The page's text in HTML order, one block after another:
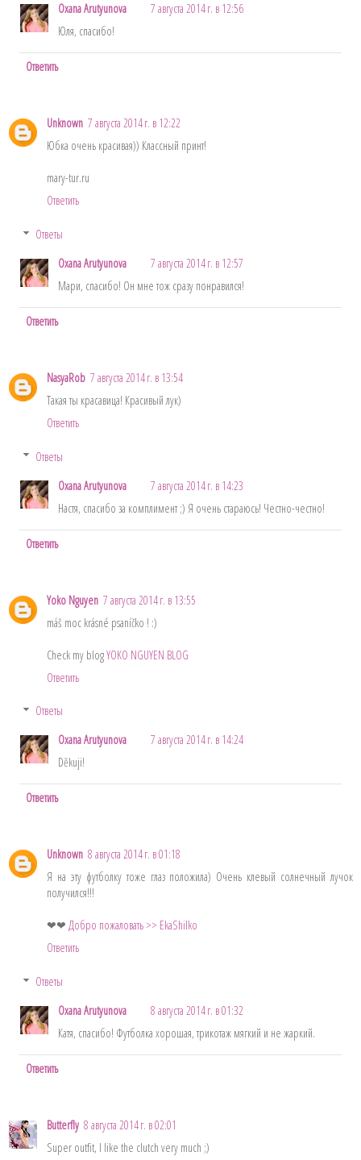
Oxana Arutyunova
7 августа 2014 г. в 12:56
Юля, спасибо!
Ответить
Unknown 7 августа 2014 г. в 12:22
Юбка очень красивая)) Классный принт!
mary-tur.ru
Ответить
Ответы
Oxana Arutyunova
7 августа 2014 г. в 12:57
Мари, спасибо! Он мне тож сразу понравился!
Ответить
NasyaRob 7 августа 2014 г. в 13:54
Такая ты красавица! Красивый лук)
Ответить
Ответы
Oxana Arutyunova
7 августа 2014 г. в 14:23
Настя, спасибо за комплимент ;) Я очень стараюсь! Честно-честно!
Ответить
Yoko Nguyen 7 августа 2014 г. в 13:55
máš moc krásné psaníčko ! :)
Check my blogYOKO NGUYEN BLOG
Ответить
Ответы
Oxana Arutyunova
7 августа 2014 г. в 14:24
Děkuji!
Ответить
Unknown 8 августа 2014 г. в 01:18
Я на эту футболку тоже глаз положила) Очень клевый солнечный лучок
получился!!!
❤❤ Добро пожаловать >> EkaShilko
Ответить
Ответы
Oxana Arutyunova
8 августа 2014 г. в 01:32
Катя, спасибо! Футболка хорошая, трикотаж мягкий и не жаркий.
Ответить
Butterfly 8 августа 2014 г. в 02:01
Super outfit, I like the clutch very much ;)